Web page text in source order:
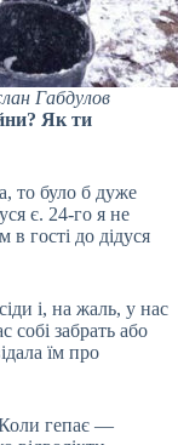
Габдулов
Як ти
то було б дуже
є. 24-го я не
в гості до дідуся
і, на жаль, у нас
забрать або
їм про
Коли гепає —